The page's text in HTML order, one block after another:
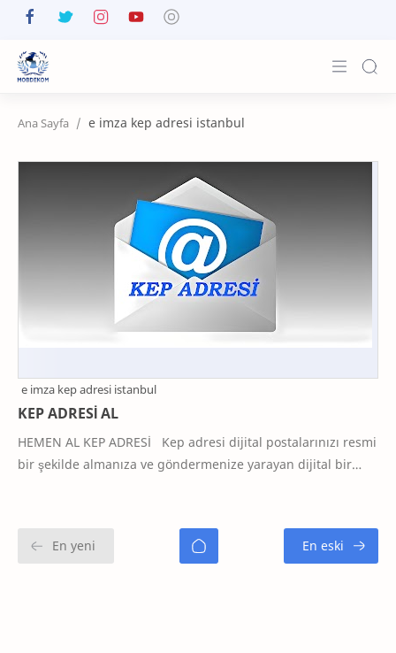
Anasayfa
Ürünler
E-İmza Satın Al
İletişim
e imza kep adresi istanbul
KEP ADRESİ AL
HEMEN AL KEP ADRESİ Kep adresi dijital postalarınızı resmi
bir şekilde almanıza ve göndermenize yarayan dijital bir